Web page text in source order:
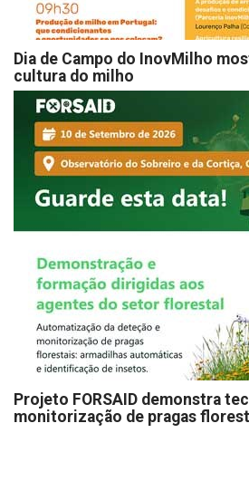
Dia de Campo do InovMilho
cultura do milho
Projeto FORSAID demonstra
monitorização de pragas